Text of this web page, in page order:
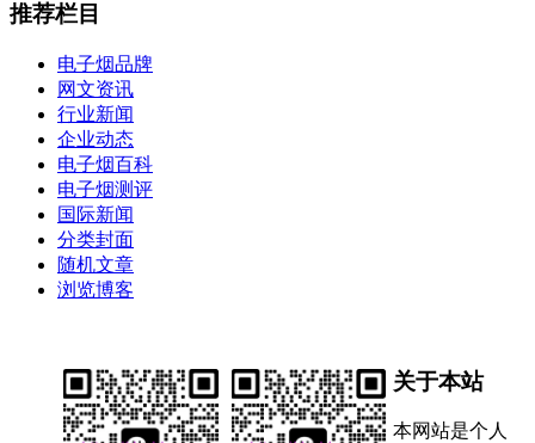
推荐栏目
电子烟品牌
网文资讯
行业新闻
企业动态
电子烟百科
电子烟测评
国际新闻
分类封面
随机文章
浏览博客
关于本站
本网站是个人